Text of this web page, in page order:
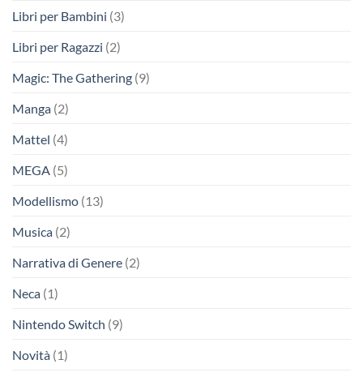
Libri per Bambini (3)
Libri per Ragazzi (2)
Magic: The Gathering (9)
Manga (2)
Mattel (4)
MEGA (5)
Modellismo (13)
Musica (2)
Narrativa di Genere (2)
Neca (1)
Nintendo Switch (9)
Novità (1)